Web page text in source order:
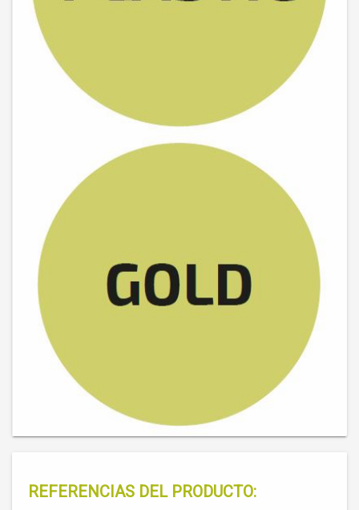
REFERENCIAS DEL PRODUCTO: